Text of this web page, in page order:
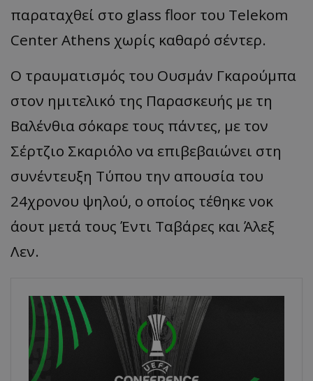
παραταχθεί στο glass floor του Telekom
Center Athens χωρίς καθαρό σέντερ.
Ο τραυματισμός του Ουσμάν Γκαρούμπα
στον ημιτελικό της Παρασκευής με τη
Βαλένθια σόκαρε τους πάντες, με τον
Σέρτζιο Σκαριόλο να επιβεβαιώνει στη
συνέντευξη Τύπου την απουσία του
24χρονου ψηλού, ο οποίος τέθηκε νοκ
άουτ μετά τους Έντι Ταβάρες και Άλεξ
Λεν.